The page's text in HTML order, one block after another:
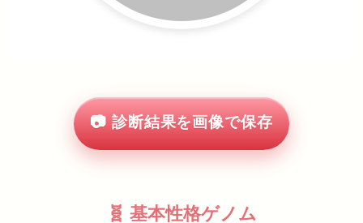
📷 診断結果を画像で保存
🧬 基本性格ゲノム